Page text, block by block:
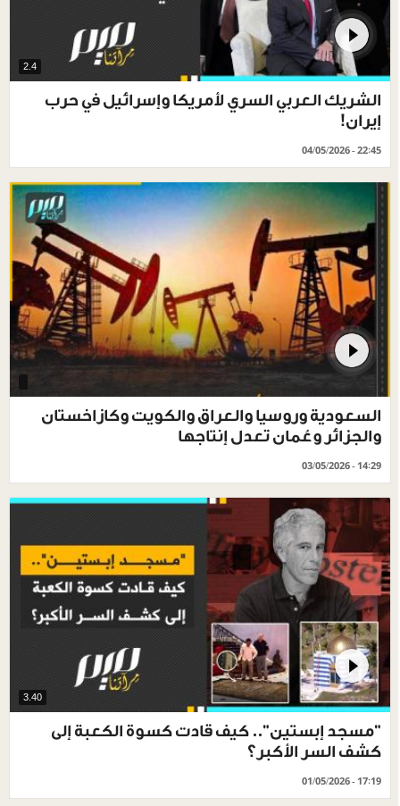
2.4
الشريك العربي السري لأمريكا وإسرائيل في حرب
إيران!
04/05/2026 - 22:45
السعودية وروسيا والعراق والكويت وكازاخستان
والجزائر وعُمان تعدل إنتاجها
03/05/2026 - 14:29
3.40
"مسجد إبستين".. كيف قادت كسوة الكعبة إلى
كشف السر الأكبر؟
01/05/2026 - 17:19